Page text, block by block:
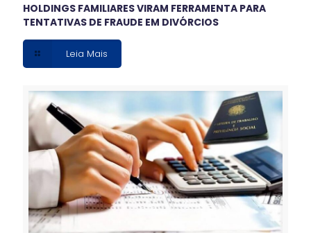
HOLDINGS FAMILIARES VIRAM FERRAMENTA PARA
TENTATIVAS DE FRAUDE EM DIVÓRCIOS
Leia Mais